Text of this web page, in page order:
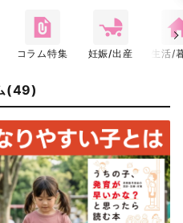
コラム特集 妊娠/出産 生活/
(49)